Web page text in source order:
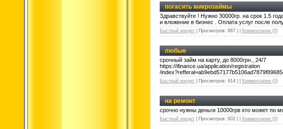
погасить микрозаймы
Здравствуйте ! Нужно 30000гр. на срок 1.5
и вложение в бизнес . Оплата услуг после
Быстрый кредит Просмотров: 867 Комментарии (0)
любые
срочный займ на карту, до 8000грн., 24/7
https://ifinance.ua/application/registration
/
Быстрый кредит Просмотров: 614 Комментарии (0)
на ремонт
срочно нужны деньги 10000грв кто может по
Быстрый кредит Просмотров: 602 Комментарии (0)